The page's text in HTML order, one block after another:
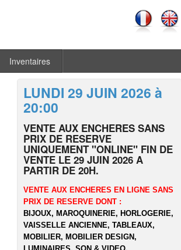
Inventaires
LUNDI 29 JUIN 2026 à
20:00
VENTE AUX ENCHERES SANS
PRIX DE RESERVE
UNIQUEMENT "ONLINE" FIN DE
VENTE LE 29 JUIN 2026 A
PARTIR DE 20H.
VENTE AUX ENCHERES EN LIGNE SANS
PRIX DE RESERVE DONT :
BIJOUX, MAROQUINERIE, HORLOGERIE,
VAISSELLE ANCIENNE, TABLEAUX,
MOBILIER, MOBILIER DESIGN,